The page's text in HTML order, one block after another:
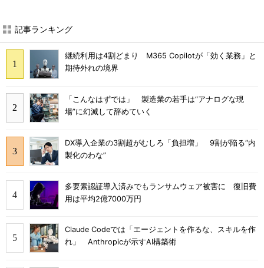
記事ランキング
継続利用は4割どまり M365 Copilotが「効く業務」と
期待外れの境界
「こんなはずでは」 製造業の若手は“アナログな現
場”に幻滅して辞めていく
DX導入企業の3割超がむしろ「負担増」 9割が陥る“内
製化のわな”
多要素認証導入済みでもランサムウェア被害に 復旧費
用は平均2億7000万円
Claude Codeでは「エージェントを作るな、スキルを作
れ」 Anthropicが示すAI構築術